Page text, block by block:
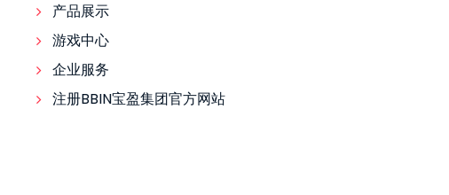
产品展示
游戏中心
企业服务
注册BBIN宝盈集团官方网站